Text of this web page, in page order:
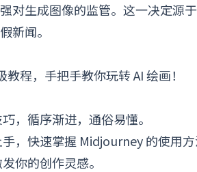
对生成图像的监管。这一决定源
新闻。
程，手把手教你玩转 AI 绘画！
，循序渐进，通俗易懂。
，快速掌握 Midjourney 的使用方
你的创作灵感。